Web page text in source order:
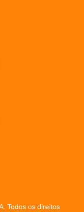
Todos os direitos